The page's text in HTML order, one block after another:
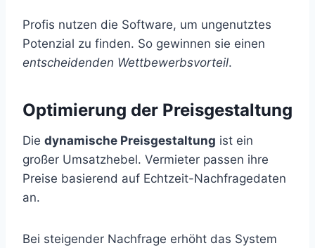
Profis nutzen die Software, um ungenutztes
Potenzial zu finden. So gewinnen sie einen
entscheidenden Wettbewerbsvorteil.
Optimierung der Preisgestaltung
Die dynamische Preisgestaltung ist ein
großer Umsatzhebel. Vermieter passen ihre
Preise basierend auf Echtzeit-Nachfragedaten
an.
Bei steigender Nachfrage erhöht das System